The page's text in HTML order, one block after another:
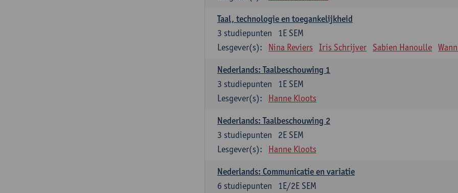
Taal, technologie en toegankelijkheid
1E SEM
3 studiepunten
Lesgever(s):
Nina Reviers Iris Schrijver Sabien Hanoulle
Nederlands: Taalbeschouwing 1
1E SEM
3 studiepunten
Lesgever(s):
Hanne Kloots
Nederlands: Taalbeschouwing 2
2E SEM
3 studiepunten
Lesgever(s):
Hanne Kloots
Nederlands: Communicatie en variatie
1E/2E SEM
6 studiepunten